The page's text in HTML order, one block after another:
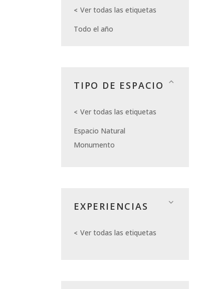
Ver todas las etiquetas
Todo el año
TIPO DE ESPACIO
Ver todas las etiquetas
Espacio Natural
Monumento
EXPERIENCIAS
Ver todas las etiquetas